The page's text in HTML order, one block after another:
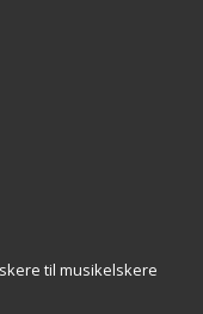
til musikelskere